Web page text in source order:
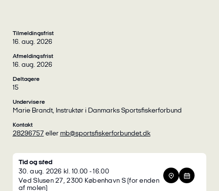
Tilmeldingsfrist
16. aug. 2026
Afmeldingsfrist
16. aug. 2026
Deltagere
15
Undervisere
Marie Brandt, Instruktør i Danmarks Sportsfiskerforbund
Kontakt
28296757 eller mb@sportsfiskerforbundet.dk
Tid og sted
30. aug. 2026 kl. 10.00 - 16.00
Ved Slusen 27, 2300 København S (for enden
af molen)